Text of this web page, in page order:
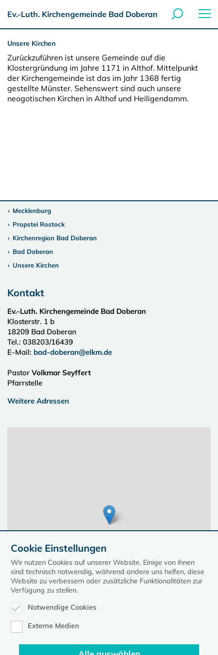
Ev.-Luth. Kirchengemeinde Bad Doberan
Unsere Kirchen
Zurückzuführen ist unsere Gemeinde auf die
Klostergründung im Jahre 1171 in Althof. Mittelpunkt
der Kirchengemeinde ist das im Jahr 1368 fertig
gestellte Münster. Sehenswert sind auch unsere
neogotischen Kirchen in Althof und Heiligendamm.
Mecklenburg
Propstei Rostock
Kirchenregion Bad Doberan
Bad Doberan
Unsere Kirchen
Kontakt
Ev.-Luth. Kirchengemeinde Bad Doberan
Klosterstr. 1 b
18209 Bad Doberan
Tel.: 038203/16439
E-Mail: bad-doberan@elkm.de
Pastor Volkmar Seyffert
Pfarrstelle
Weitere Adressen
Cookie Einstellungen
Wir nutzen Cookies auf unserer Website. Einige von ihnen
sind technisch notwendig, während andere uns helfen, diese
Website zu verbessern oder zusätzliche Funktionalitäten zur
Verfügung zu stellen.
Notwendige Cookies
Externe Medien